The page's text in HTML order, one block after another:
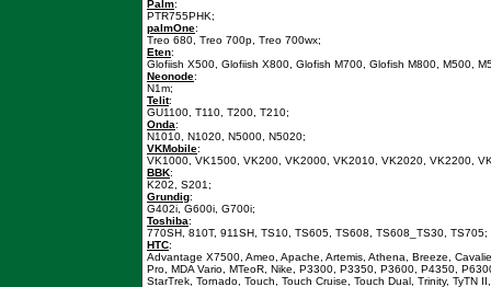
Palm:
PTR755PHK;
palmOne:
Treo 680, Treo 700p, Treo 700wx;
Eten:
Glofiish X500, Glofiish X800, Glofish M700, Glofish M800, M500,
Neonode:
N1m;
Telit:
GU1100, T110, T200, T210;
Onda:
N1010, N1020, N5000, N5020;
VKMobile:
VK1000, VK1500, VK200, VK2000, VK2010, VK2020, VK2200,
BBK:
K202, S201;
Grundig:
G402i, G600i, G700i;
Toshiba:
770SH, 810T, 911SH, TS10, TS605, TS608, TS608_TS30, TS705;
HTC:
Advantage X7500, Ameo, Apache, Artemis, Athena, Breeze,
Pro, MDA Vario, MTeoR, Nike, P3300, P3350, P3600, P4350,
StarTrek, Tornado, Touch, Touch Cruise, Touch Dual, Trinity, TyTN